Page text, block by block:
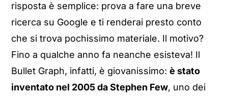
risposta è semplice: prova a fare una breve
ricerca su Google e ti renderai presto conto
che si trova pochissimo materiale. Il motivo?
Fino a qualche anno fa neanche esisteva! Il
Bullet Graph, infatti, è giovanissimo:è stato
inventato nel 2005 da Stephen Few, uno dei